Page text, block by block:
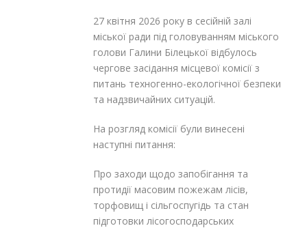
27 квітня 2026 року в сесійній залі
міської ради під головуванням міського
голови Галини Білецької відбулось
чергове засідання місцевої комісії з
питань техногенно-екологічної безпеки
та надзвичайних ситуацій.
На розгляд комісії були винесені
наступні питання:
Про заходи щодо запобігання та
протидії масовим пожежам лісів,
торфовищ і сільгоспугідь та стан
підготовки лісогосподарських